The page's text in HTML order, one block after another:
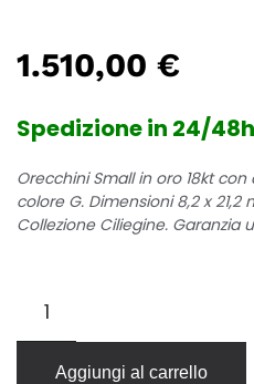
1.510,00 €
Spedizione in 24/48h
Orecchini Small in oro 18kt
colore G. Dimensioni 8,2 x 21,2
Collezione Ciliegine. Garanzia
Small
Ciliegine
orecchini
Aggiungi al carrello